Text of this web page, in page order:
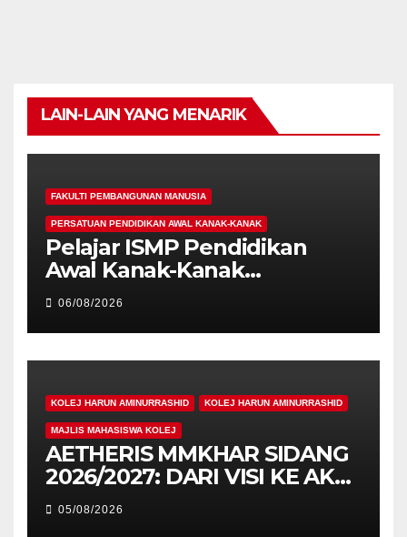
LAIN-LAIN YANG MENARIK
FAKULTI PEMBANGUNAN MANUSIA
PERSATUAN PENDIDIKAN AWAL KANAK-KANAK
Pelajar ISMP Pendidikan
Awal Kanak-Kanak
Cemerlang Raih
Pengiktirafan Antarabangsa
di IAM2026
06/08/2026
KOLEJ HARUN AMINURRASHID KOLEJ HARUN AMINURRASHID
MAJLIS MAHASISWA KOLEJ
AETHERIS MMKHAR SIDANG
2026/2027: DARI VISI KE AKSI,
MEMBINA LEGASI GENERASI
PEMIMPIN
05/08/2026